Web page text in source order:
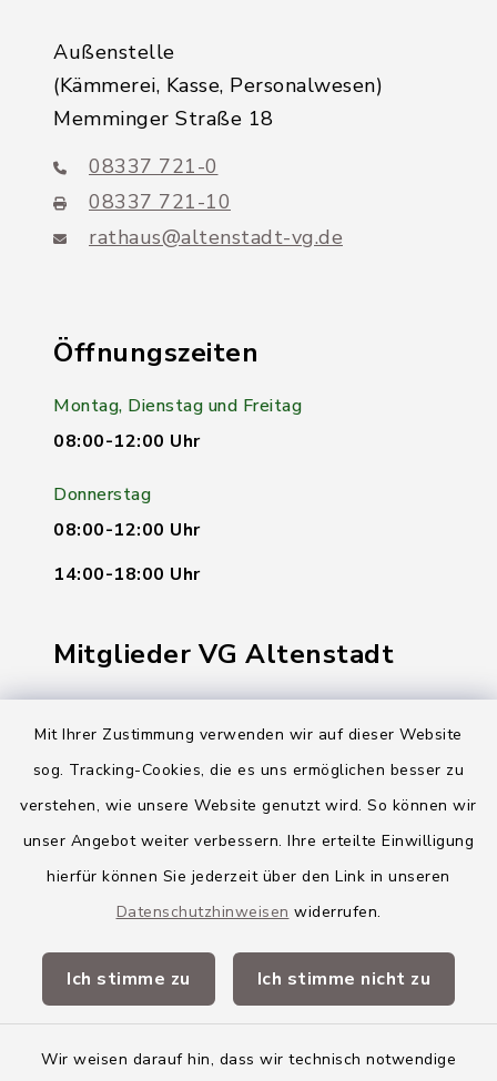
Mit Ihrer Zustimmung verwenden wir auf dieser Website
sog. Tracking-Cookies, die es uns ermöglichen besser zu
verstehen, wie unsere Website genutzt wird. So können wir
unser Angebot weiter verbessern. Ihre erteilte Einwilligung
hierfür können Sie jederzeit über den Link in unseren
Datenschutzhinweisen widerrufen.
Ich stimme zu Ich stimme nicht zu
Wir weisen darauf hin, dass wir technisch notwendige
Außenstelle
(Kämmerei, Kasse, Personalwesen)
Memminger Straße 18
08337 721-0
08337 721-10
rathaus@altenstadt-vg.de
Öffnungszeiten
Montag, Dienstag und Freitag
08:00-12:00 Uhr
Donnerstag
08:00-12:00 Uhr
14:00-18:00 Uhr
Mitglieder VG Altenstadt
Markt Altenstadt
Gemeinde Osterberg
VG Altenstadt
Landkreis Neu-Ulm